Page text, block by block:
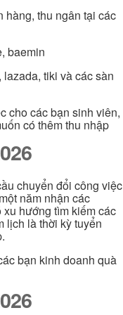
hàng, thu ngân tại các
baemin
tiki và các sàn
cho các bạn sinh viên,
có thêm thu nhập
chuyển đổi công việc
năm nhận các
hướng tìm kiếm các
lịch là thời kỳ tuyển
bạn kinh doanh quà